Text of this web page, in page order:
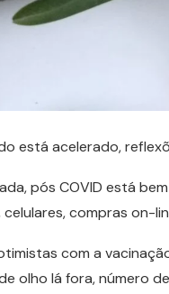
está acelerado,
pós COVID está
compras on-
com a
olho lá fora, número